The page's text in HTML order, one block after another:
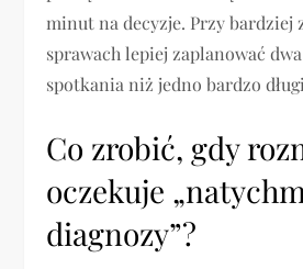
minut na decyzje. Przy bardziej
sprawach lepiej zaplanować
spotkania niż jedno bardzo
Co zrobić, gdy
oczekuje
diagnozy”?